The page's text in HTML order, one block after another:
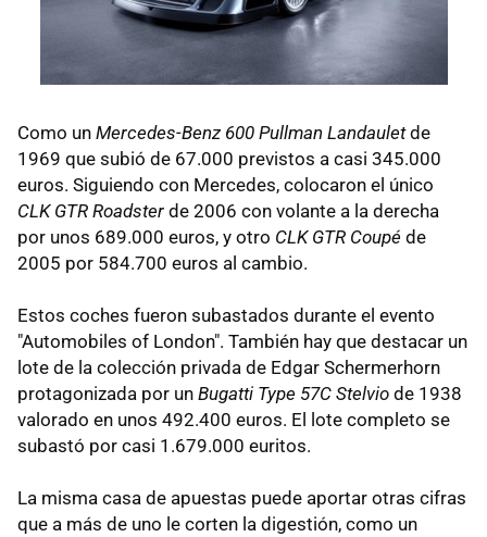
Como un Mercedes-Benz 600 Pullman Landauletde
1969 que subió de 67.000 previstos a casi 345.000
euros. Siguiendo con Mercedes, colocaron el único
CLK GTR Roadster de 2006 con volante a la derecha
por unos 689.000 euros, y otro CLK GTR Coupé de
2005 por 584.700 euros al cambio.
Estos coches fueron subastados durante el evento
"Automobiles of London". También hay que destacar un
lote de la colección privada de Edgar Schermerhorn
protagonizada por un Bugatti Type 57C Stelvio de 1938
valorado en unos 492.400 euros. El lote completo se
subastó por casi 1.679.000 euritos.
La misma casa de apuestas puede aportar otras cifras
que a más de uno le corten la digestión, como un